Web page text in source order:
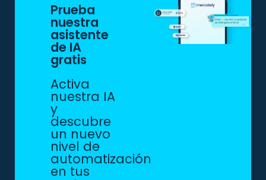
Prueba
nuestra
asistente
de IA
gratis
Activa
nuestra IA
y
descubre
un nuevo
nivel de
automatización
en tus